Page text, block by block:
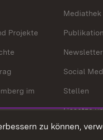
Projekte
im
Welt
Mediathek
Newsletter
Social
Stellen
Gesetze
zu können,